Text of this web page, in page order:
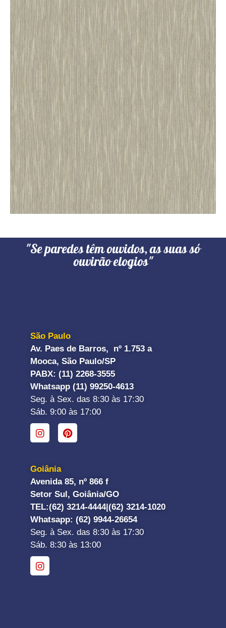
"Se paredes têm ouvidos, as suas só
ouvirão elogios"
São Paulo
Av. Paes de Barros, nº 1.753 a
Mooca, São Paulo/SP
PABX: (11) 2268-3555
Whatsapp (11) 99250-4613
Seg. à Sex. das 8:30 às 17:30
Sáb. 9:00 às 17:00
Goiânia
Avenida 85, nº 866 f
Setor Sul, Goiânia/GO
TEL:(62) 3214-4444|(62) 3214-1020
Whatsapp: (62) 9944-26654
Seg. à Sex. das 8:30 às 17:30
Sáb. 8:30 às 13:00